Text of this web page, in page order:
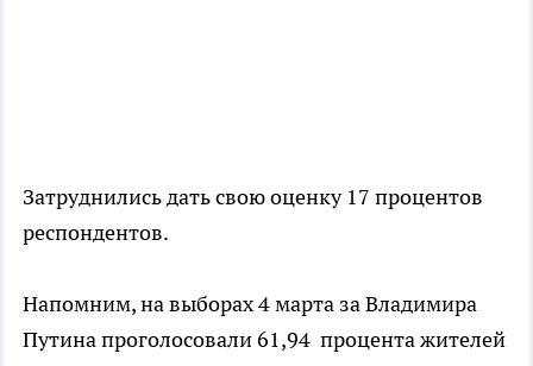
Затруднились дать свою оценку 17 процентов
респондентов.
Напомним, на выборах 4 марта за Владимира
Путина проголосовали 61,94 процента жителей